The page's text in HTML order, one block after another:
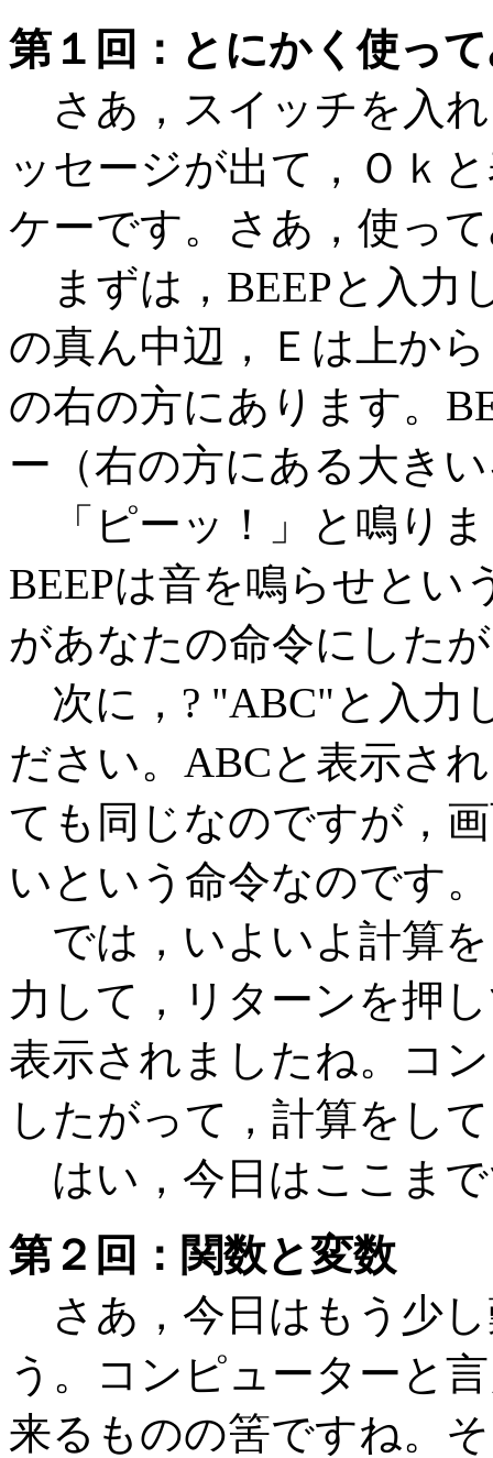
第１回：とにかく使っ
さあ，スイッチを入
ッセージが出て，Ｏｋ
ケーです。さあ，使っ
まずは，BEEPと入力
の真ん中辺，Ｅは上か
の右の方にあります。
ー（右の方にある大き
「ピーッ！」と鳴り
BEEPは音を鳴らせとい
があなたの命令にした
次に，? "ABC"と入力
ださい。ABCと表示さ
ても同じなのですが，
いという命令なのです。
では，いよいよ計算を
力して，リターンを押
表示されましたね。コ
したがって，計算をし
はい，今日はここま
第２回：関数と変数
さあ，今日はもう少
う。コンピューターと
来るものの筈ですね。